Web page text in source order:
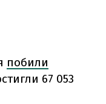
побили
67 053